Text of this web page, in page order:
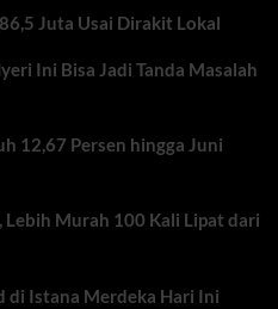
Juta Usai Dirakit Lokal
Ini Bisa Jadi Tanda Masalah
12,67 Persen hingga Juni
Lebih Murah 100 Kali Lipat dari
di Istana Merdeka Hari Ini